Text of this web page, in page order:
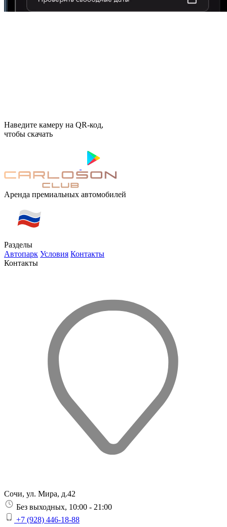
Наведите камеру на QR-код,
чтобы скачать
Аренда премиальных автомобилей
Разделы
Автопарк Условия Контакты
Контакты
Сочи, ул. Мира, д.42
Без выходных, 10:00 - 21:00
+7 (928) 446-18-88